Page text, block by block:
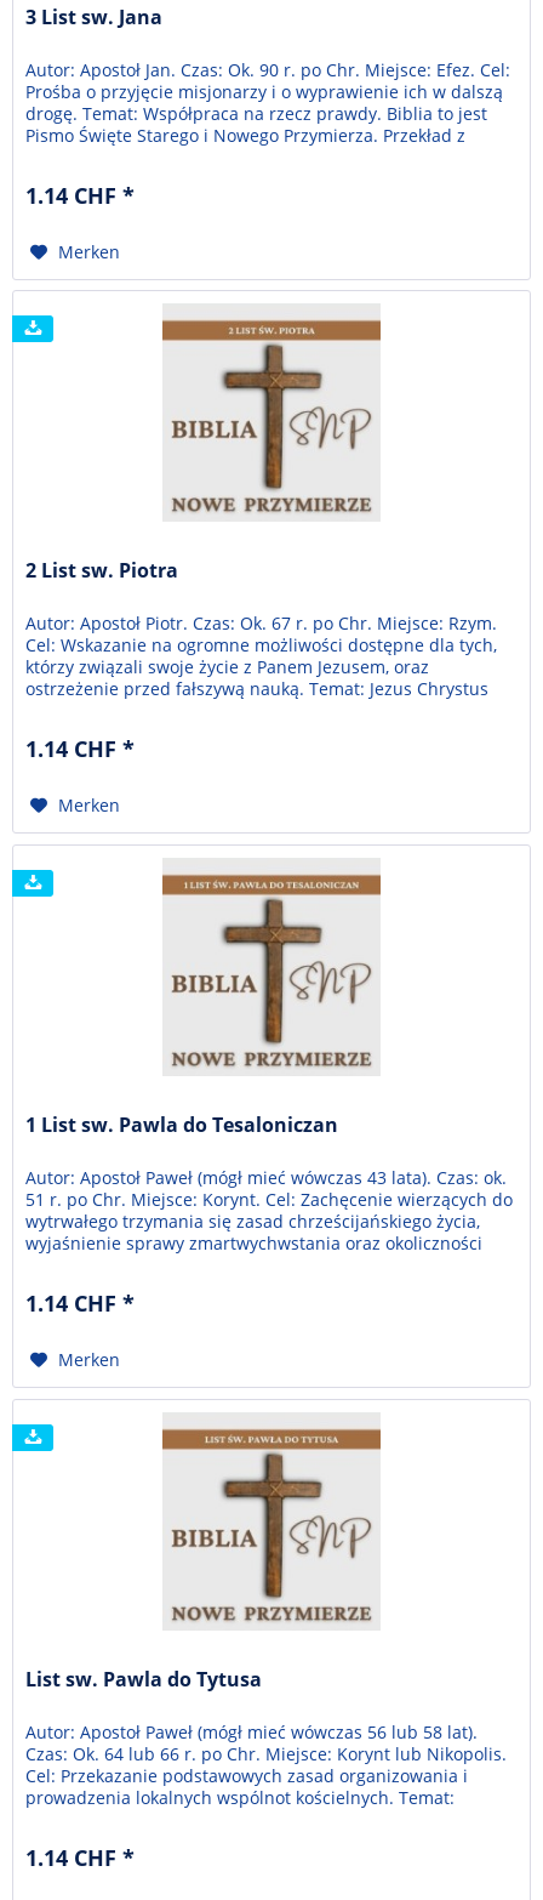
3 List sw. Jana
Autor: Apostoł Jan. Czas: Ok. 90 r. po Chr. Miejsce: Efez. Cel:
Prośba o przyjęcie misjonarzy i o wyprawienie ich w dalszą
drogę. Temat: Współpraca na rzecz prawdy. Biblia to jest
Pismo Święte Starego i Nowego Przymierza. Przekład z
Ksiąg Starego...
1.14 CHF *
Merken
2 List sw. Piotra
Autor: Apostoł Piotr. Czas: Ok. 67 r. po Chr. Miejsce: Rzym.
Cel: Wskazanie na ogromne możliwości dostępne dla tych,
którzy związali swoje życie z Panem Jezusem, oraz
ostrzeżenie przed fałszywą nauką. Temat: Jezus Chrystus
hebrajskiego, aramejskiego...
1.14 CHF *
Merken
1 List sw. Pawla do Tesaloniczan
Autor: Apostoł Paweł (mógł mieć wówczas 43 lata). Czas: ok.
51 r. po Chr. Miejsce: Korynt. Cel: Zachęcenie wierzących do
wytrwałego trzymania się zasad chrześcijańskiego życia,
wyjaśnienie sprawy zmartwychwstania oraz okoliczności
1.14 CHF *
Merken
List sw. Pawla do Tytusa
Autor: Apostoł Paweł (mógł mieć wówczas 56 lub 58 lat).
Czas: Ok. 64 lub 66 r. po Chr. Miejsce: Korynt lub Nikopolis.
Cel: Przekazanie podstawowych zasad organizowania i
prowadzenia lokalnych wspólnot kościelnych. Temat:
1.14 CHF *